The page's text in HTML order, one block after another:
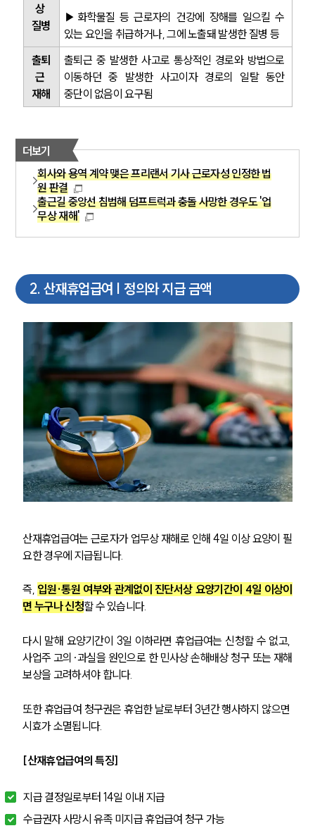
상
질병
▶화학물질 등 근로자의 건강에 장해를 일으킬 수
있는 요인을 취급하거나, 그에 노출돼 발생한 질병 등
출퇴
근
재해
출퇴근 중 발생한 사고로 통상적인 경로와 방법으로
이동하던 중 발생한 사고이자 경로의 일탈 동안
중단이 없음이 요구됨
더보기
회사와 용역 계약 맺은 프리랜서 기사 근로자성 인정한 법
원 판결
출근길 중앙선 침범해 덤프트럭과 충돌 사망한 경우도 '업
무상 재해'
2. 산재휴업급여 | 정의와 지급 금액
산재휴업급여는 근로자가 업무상 재해로 인해 4일 이상 요양이 필
요한 경우에 지급됩니다.
즉, 입원·통원 여부와 관계없이 진단서상 요양기간이 4일 이상이
면 누구나 신청할 수 있습니다.
다시 말해 요양기간이 3일 이하라면 휴업급여는 신청할 수 없고,
사업주 고의·과실을 원인으로 한 민사상 손해배상 청구 또는 재해
보상을 고려하셔야 합니다.
또한 휴업급여 청구권은 휴업한 날로부터 3년간 행사하지 않으면
시효가 소멸됩니다.
[산재휴업급여의 특징]
지급 결정일로부터 14일 이내 지급
수급권자 사망시 유족 미지급 휴업급여 청구 가능